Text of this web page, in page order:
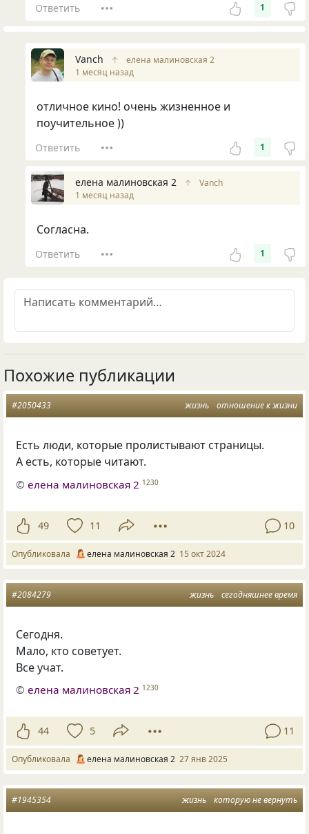
Ответить 1
Vanch ↑
елена малиновская 2
1 месяц назад
отличное кино! очень жизненное и
поучительное ))
Ответить 1
елена малиновская 2 ↑
Vanch
1 месяц назад
Согласна.
Ответить 1
Похожие публикации
жизнь отношение к жизни
#2050433
Есть люди, которые пролистывают страницы.
А есть, которые читают.
©елена малиновская 2 1230
49 11 10
Опубликовала елена малиновская 2 15 окт 2024
жизнь сегодняшнее время
#2084279
Сегодня.
Мало, кто советует.
Все учат.
©елена малиновская 2 1230
44 5 11
Опубликовала елена малиновская 2 27 янв 2025
жизнь которую не вернуть
#1945354